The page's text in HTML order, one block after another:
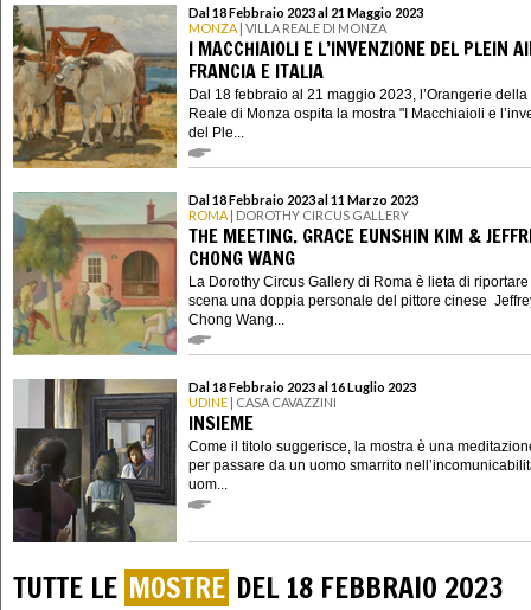
Dal 18 Febbraio 2023 al 21 Maggio 2023
MONZA | VILLA REALE DI MONZA
I MACCHIAIOLI E L’INVENZIONE DEL PLEIN
FRANCIA E ITALIA
Dal 18 febbraio al 21 maggio 2023, l’Orangerie
Reale di Monza ospita la mostra "I Macchiaioli e
del Ple...
Dal 18 Febbraio 2023 al 11 Marzo 2023
ROMA | DOROTHY CIRCUS GALLERY
THE MEETING. GRACE EUNSHIN KIM &
CHONG WANG
La Dorothy Circus Gallery di Roma è lieta di
scena una doppia personale del pittore cinese
Chong Wang...
Dal 18 Febbraio 2023 al 16 Luglio 2023
UDINE | CASA CAVAZZINI
INSIEME
Come il titolo suggerisce, la mostra è una
per passare da un uomo smarrito
uom...
TUTTE LE MOSTRE DEL 18 FEBBRAIO 2023